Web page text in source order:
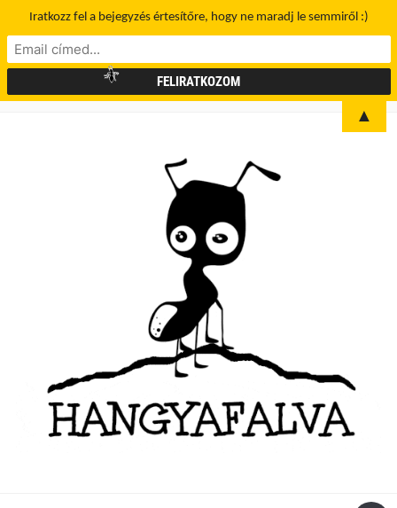
Iratkozz fel a bejegyzés értesítőre, hogy ne maradj le semmiről :)
▲